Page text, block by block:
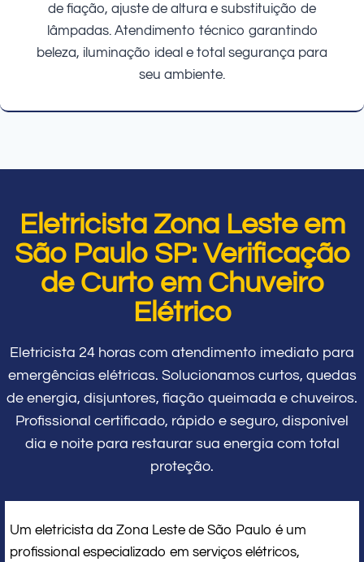
de fiação, ajuste de altura e substituição de
lâmpadas. Atendimento técnico garantindo
beleza, iluminação ideal e total segurança para
seu ambiente.
Eletricista Zona Leste em
São Paulo SP: Verificação
de Curto em Chuveiro
Elétrico
Eletricista 24 horas com atendimento imediato para
emergências elétricas. Solucionamos curtos, quedas
de energia, disjuntores, fiação queimada e chuveiros.
Profissional certificado, rápido e seguro, disponível
dia e noite para restaurar sua energia com total
proteção.
Um eletricista da Zona Leste de São Paulo é um
profissional especializado em serviços elétricos,